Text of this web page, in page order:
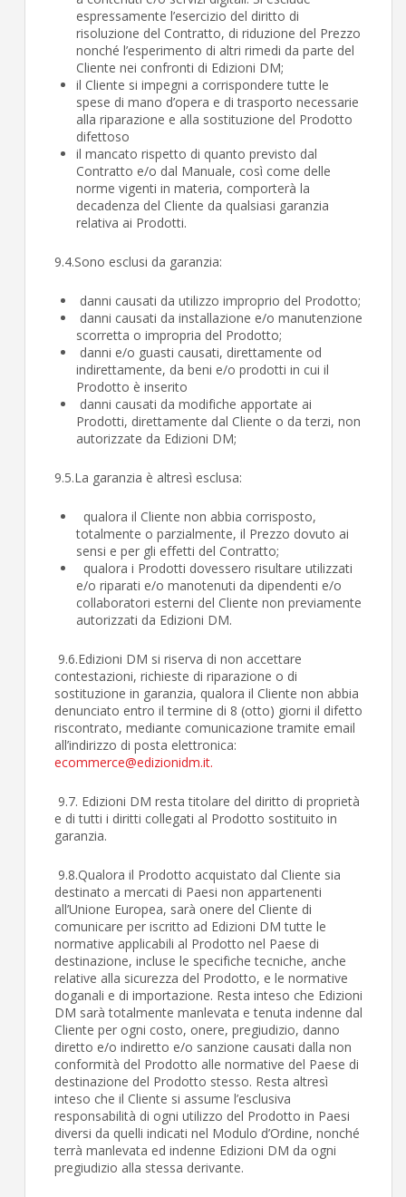
espressamente l’esercizio del diritto di
risoluzione del Contratto, di riduzione del Prezzo
nonché l’esperimento di altri rimedi da parte del
Cliente nei confronti di Edizioni DM;
il Cliente si impegni a corrispondere tutte le
spese di mano d’opera e di trasporto necessarie
alla riparazione e alla sostituzione del Prodotto
difettoso
il mancato rispetto di quanto previsto dal
Contratto e/o dal Manuale, così come delle
norme vigenti in materia, comporterà la
decadenza del Cliente da qualsiasi garanzia
relativa ai Prodotti.
9.4.Sono esclusi da garanzia:
danni causati da utilizzo improprio del Prodotto;
danni causati da installazione e/o manutenzione
scorretta o impropria del Prodotto;
danni e/o guasti causati, direttamente od
indirettamente, da beni e/o prodotti in cui il
Prodotto è inserito
danni causati da modifiche apportate ai
Prodotti, direttamente dal Cliente o da terzi, non
autorizzate da Edizioni DM;
9.5.La garanzia è altresì esclusa:
qualora il Cliente non abbia corrisposto,
totalmente o parzialmente, il Prezzo dovuto ai
sensi e per gli effetti del Contratto;
qualora i Prodotti dovessero risultare utilizzati
e/o riparati e/o manotenuti da dipendenti e/o
collaboratori esterni del Cliente non previamente
autorizzati da Edizioni DM.
9.6.Edizioni DM si riserva di non accettare
contestazioni, richieste di riparazione o di
sostituzione in garanzia, qualora il Cliente non abbia
denunciato entro il termine di 8 (otto) giorni il difetto
riscontrato, mediante comunicazione tramite email
all’indirizzo di posta elettronica:
ecommerce@edizionidm.it.
9.7. Edizioni DM resta titolare del diritto di proprietà
e di tutti i diritti collegati al Prodotto sostituito in
garanzia.
9.8.Qualora il Prodotto acquistato dal Cliente sia
destinato a mercati di Paesi non appartenenti
all’Unione Europea, sarà onere del Cliente di
comunicare per iscritto ad Edizioni DM tutte le
normative applicabili al Prodotto nel Paese di
destinazione, incluse le specifiche tecniche, anche
relative alla sicurezza del Prodotto, e le normative
doganali e di importazione. Resta inteso che Edizioni
DM sarà totalmente manlevata e tenuta indenne dal
Cliente per ogni costo, onere, pregiudizio, danno
diretto e/o indiretto e/o sanzione causati dalla non
conformità del Prodotto alle normative del Paese di
destinazione del Prodotto stesso. Resta altresì
inteso che il Cliente si assume l’esclusiva
responsabilità di ogni utilizzo del Prodotto in Paesi
diversi da quelli indicati nel Modulo d’Ordine, nonché
terrà manlevata ed indenne Edizioni DM da ogni
pregiudizio alla stessa derivante.